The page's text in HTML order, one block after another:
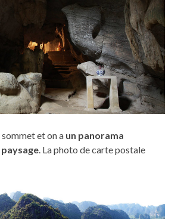
et on a un panorama
. La photo de carte postale